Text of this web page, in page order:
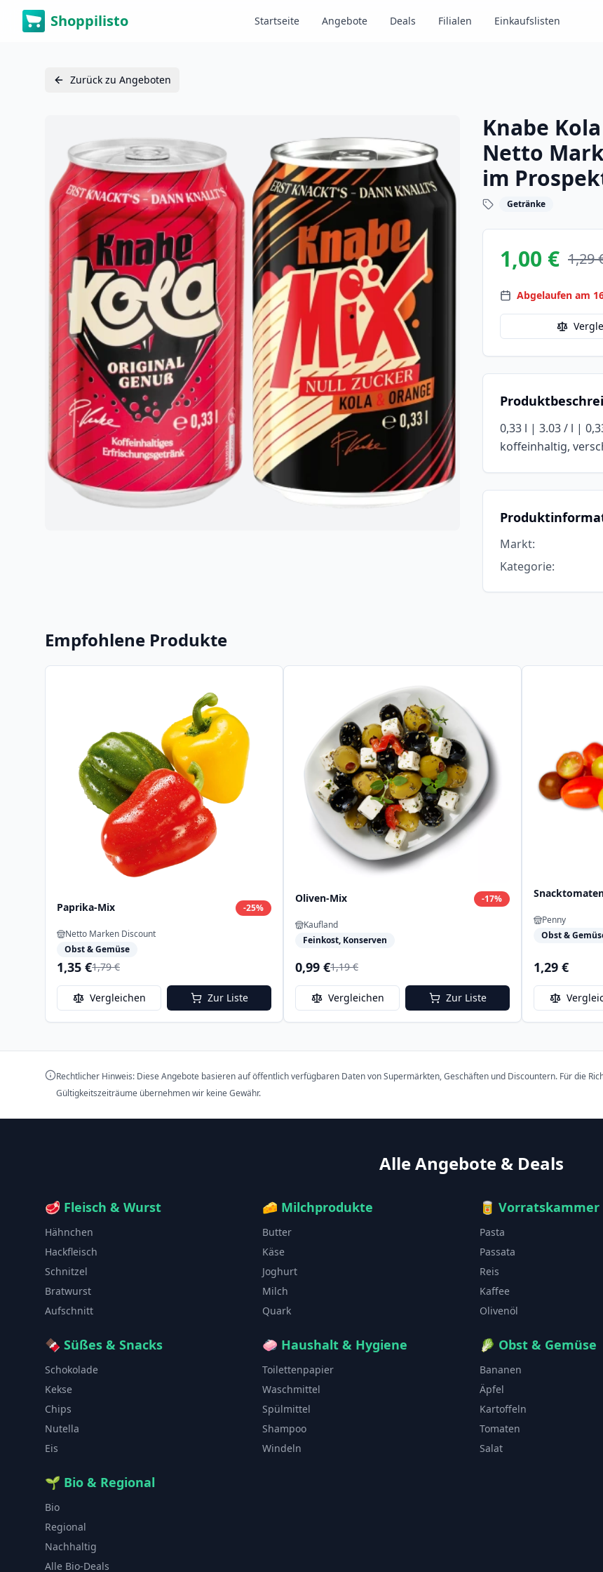
Shoppilisto Startseite Angebote Deals Filialen Einkaufslisten
Zurück zu Angeboten
Knabe
Netto
im
Getränke
1,00 € 1,29
Abgelaufen am
0,33 l | 3.03 / l |
koffeinhaltig,
Markt:
Kategorie:
Empfohlene Produkte
Paprika-Mix -25%
Netto Marken Discount
Obst & Gemüse
1,35 €1,79 €
Vergleichen Zur Liste
Oliven-Mix -17%
Kaufland
Feinkost, Konserven
0,99 €1,19 €
Vergleichen Zur Liste
Penny
Obst &
1,29 €
Rechtlicher Hinweis: Diese Angebote basieren auf öffentlich verfügbaren Daten von Supermärkten, Geschäften und Discountern. Für die
Gültigkeitszeiträume übernehmen wir keine Gewähr.
Alle Angebote & Deals
🥩 Fleisch & Wurst
Hähnchen
Hackfleisch
Schnitzel
Bratwurst
Aufschnitt
🧀 Milchprodukte
Butter
Käse
Joghurt
Milch
Quark
🥫 Vorratskammer
Pasta
Passata
Reis
Kaffee
Olivenöl
🍫 Süßes & Snacks
Schokolade
Kekse
Chips
Nutella
Eis
🧼 Haushalt & Hygiene
Toilettenpapier
Waschmittel
Spülmittel
Shampoo
Windeln
🥬 Obst & Gemüse
Bananen
Äpfel
Kartoffeln
Tomaten
Salat
🌱 Bio & Regional
Bio
Regional
Nachhaltig
Alle Bio-Deals